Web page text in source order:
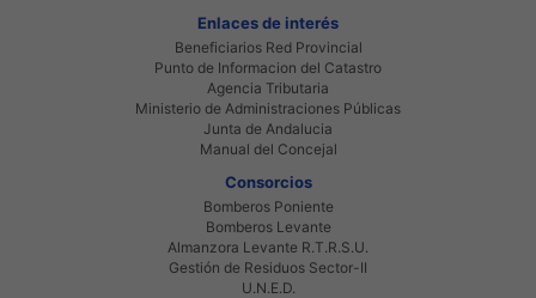
Enlaces de interés
Beneficiarios Red Provincial
Punto de Informacion del Catastro
Agencia Tributaria
Ministerio de Administraciones Públicas
Junta de Andalucia
Manual del Concejal
Consorcios
Bomberos Poniente
Bomberos Levante
Almanzora Levante R.T.R.S.U.
Gestión de Residuos Sector-II
U.N.E.D.